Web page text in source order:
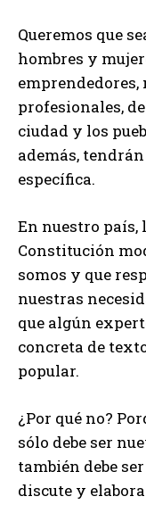
Queremos que
hombres y
emprendedores,
profesionales,
ciudad y los
además,
específica.
En nuestro
Constitución
somos y que
nuestras
que algún
concreta de
popular.
¿Por qué no?
sólo debe ser
también debe
discute y